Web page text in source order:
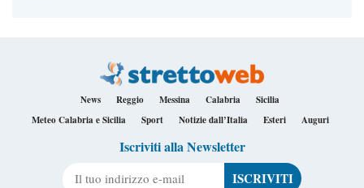
News Reggio Messina Calabria
Sicilia
Meteo Calabria e Sicilia
Sport Notizie dall’Italia Esteri Auguri
Iscriviti alla Newsletter